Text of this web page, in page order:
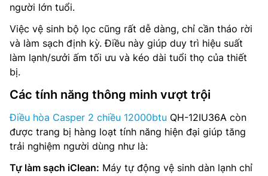
người lớn tuổi.
Việc vệ sinh bộ lọc cũng rất dễ dàng, chỉ cần tháo rời
và làm sạch định kỳ. Điều này giúp duy trì hiệu suất
làm lạnh/sưởi ấm tối ưu và kéo dài tuổi thọ của thiết
bị.
Các tính năng thông minh vượt trội
Điều hòa Casper 2 chiều 12000btu QH-12IU36A còn
được trang bị hàng loạt tính năng hiện đại giúp tăng
trải nghiệm người dùng như là:
Tự làm sạch iClean: Máy tự động vệ sinh dàn lạnh chỉ